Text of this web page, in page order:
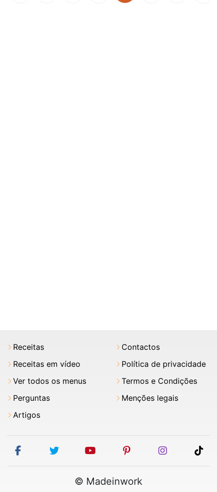
Receitas
Receitas em vídeo
Ver todos os menus
Perguntas
Artigos
Contactos
Política de privacidade
Termos e Condições
Menções legais
facebooktwitter youtubepinterestinstagram
© Madeinwork